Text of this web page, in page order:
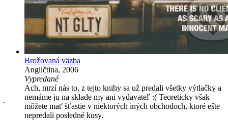
Brožovaná väzba
Angličtina, 2006
Vypredané
Ach, mrzí nás to, z tejto knihy sa už predali všetky výtlačky a
nemáme ju na sklade my ani vydavateľ :( Teoreticky však
môžete mať šťastie v niektorých iných obchodoch, ktoré ešte
nepredali posledné kusy.